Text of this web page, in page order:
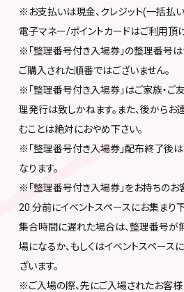
※お支払いは現金、クレジット(一括払
電子マネー/ポイントカードはご利用頂
※「整理番号付き入場券」の整理番号は
ご購入された順番ではございません。
※「整理番号付き入場券」はご家族・ご
理発行は致しかねます。また、後からお
むことは絶対におやめ下さい。
※「整理番号付き入場券」配布終了後は
なります。
※「整理番号付き入場券」をお持ちのお
20 分前にイベントスペースにお集まり
集合時間に遅れた場合は、整理番号が
場になるか、もしくはイベントスペース
ざいます。
※ご入場の際、先にご入場されたお客